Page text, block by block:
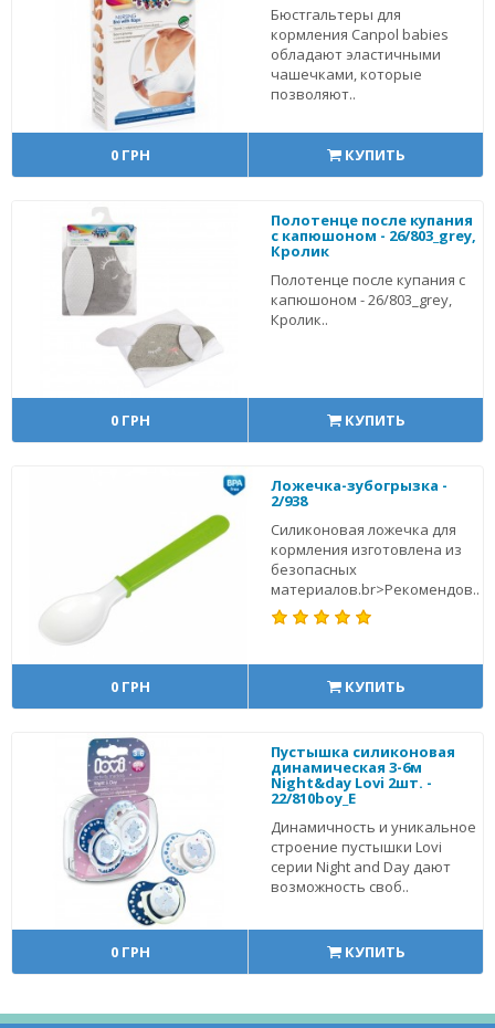
Бюстгальтеры для
кормления Canpol babies
обладают эластичными
чашечками, которые
позволяют..
0 ГРН КУПИТЬ
Полотенце после купания
с капюшоном - 26/803_grey,
Кролик
Полотенце после купания с
капюшоном - 26/803_grey,
Кролик..
0 ГРН КУПИТЬ
Ложечка-зубогрызка -
2/938
Силиконовая ложечка для
кормления изготовлена из
безопасных
материалов.br>Рекомендов..
0 ГРН КУПИТЬ
Пустышка силиконовая
динамическая 3-6м
Night&day Lovi 2шт. -
22/810boy_E
Динамичность и уникальное
строение пустышки Lovi
серии Night and Day дают
возможность своб..
0 ГРН КУПИТЬ